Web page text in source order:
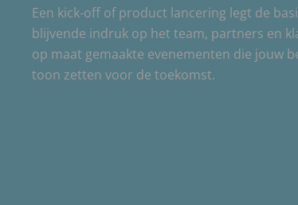
Een kick-off of product lancering legt de
blijvende indruk op het team, partners en
op maat gemaakte evenementen die jouw
toon zetten voor de toekomst.